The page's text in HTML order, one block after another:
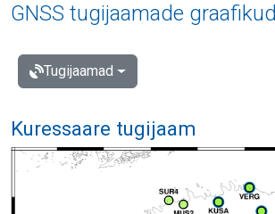
GNSS tugijaamade graafikud
Tugijaamad
Kuressaare tugijaam